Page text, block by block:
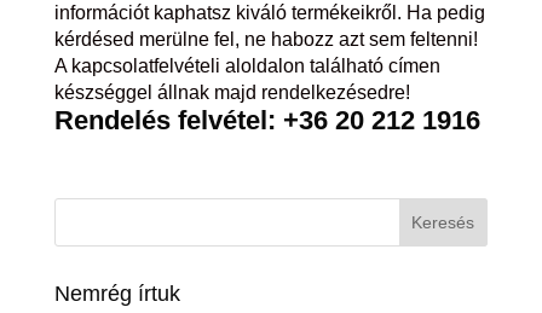
információt kaphatsz kiváló termékeikről. Ha pedig
kérdésed merülne fel, ne habozz azt sem feltenni!
A kapcsolatfelvételi aloldalon található címen
készséggel állnak majd rendelkezésedre!
Rendelés felvétel: +36 20 212 1916
Nemrég írtuk